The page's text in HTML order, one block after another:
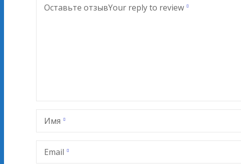
Оставьте отзывYour reply to review
Имя
Email